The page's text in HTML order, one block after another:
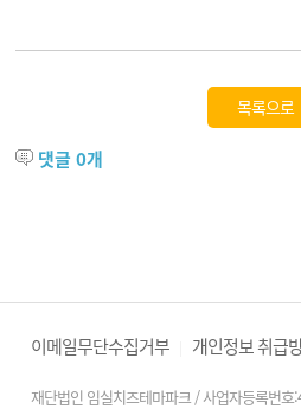
목록으로
댓글0개
이메일무단수집거부 개인정보 취급
재단법인 임실치즈테마파크 / 사업자등록번